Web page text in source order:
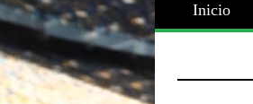
Inicio